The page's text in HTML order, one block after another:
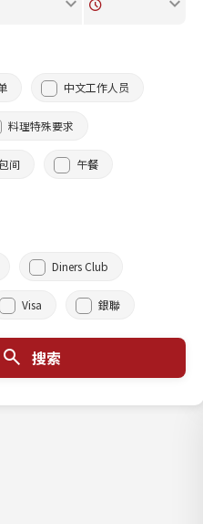
中文工作人员
料理特殊要求
间 午餐
Diners Club
Visa 銀聯
搜索